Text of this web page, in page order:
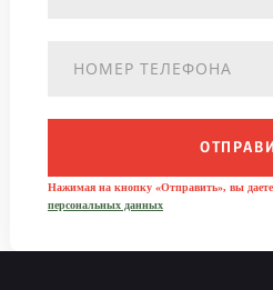
Нажимая на кнопку «Отправить», вы даете
персональных данных